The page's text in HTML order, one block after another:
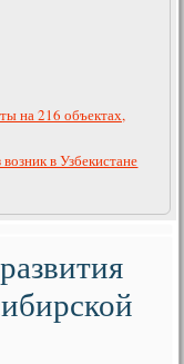
на 216 объектах,
в Узбекистане